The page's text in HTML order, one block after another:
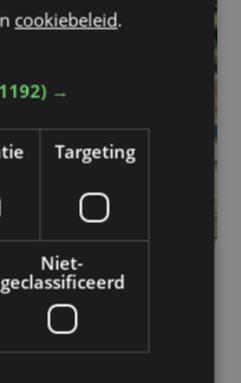
match van KV Kortrijk
voetbal
cookiebeleid.
→
Targeting
Niet-
geclassificeerd